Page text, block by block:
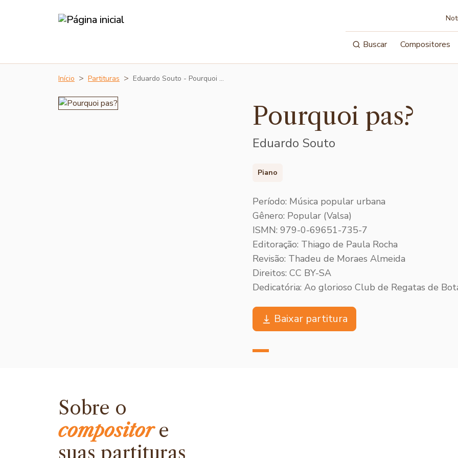
Buscar Compositores
Início Partituras Eduardo Souto - Pourquoi …
Pourquoi pas?
Eduardo Souto
Piano
Período: Música popular urbana
Gênero: Popular (Valsa)
ISMN: 979-0-69651-735-7
Editoração: Thiago de Paula Rocha
Revisão: Thadeu de Moraes Almeida
Direitos: CC BY-SA
Dedicatória: Ao glorioso Club de Regatas de
Baixar partitura
Sobre o
compositore
suas partituras